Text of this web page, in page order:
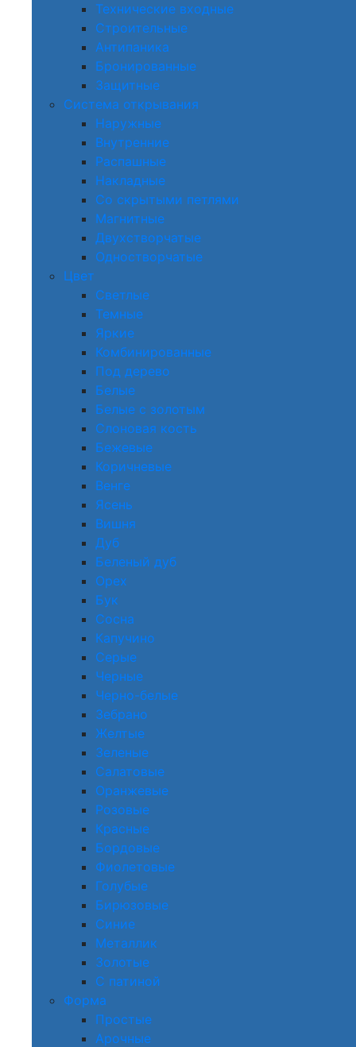
Технические входные
Строительные
Антипаника
Бронированные
Защитные
Система открывания
Наружные
Внутренние
Распашные
Накладные
Со скрытыми петлями
Магнитные
Двухстворчатые
Одностворчатые
Цвет
Светлые
Темные
Яркие
Комбинированные
Под дерево
Белые
Белые с золотым
Слоновая кость
Бежевые
Коричневые
Венге
Ясень
Вишня
Дуб
Беленый дуб
Орех
Бук
Сосна
Капучино
Серые
Черные
Черно-белые
Зебрано
Желтые
Зеленые
Салатовые
Оранжевые
Розовые
Красные
Бордовые
Фиолетовые
Голубые
Бирюзовые
Синие
Металлик
Золотые
С патиной
Форма
Простые
Арочные